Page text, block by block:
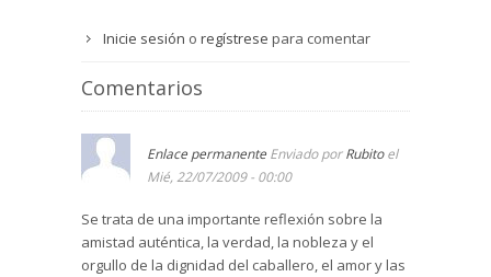
Inicie sesión o regístrese para comentar
Comentarios
Enlace permanente Enviado porRubitoel
Mié, 22/07/2009 - 00:00
Se trata de una importante reflexión sobre la
amistad auténtica, la verdad, la nobleza y el
orgullo de la dignidad del caballero, el amor y las